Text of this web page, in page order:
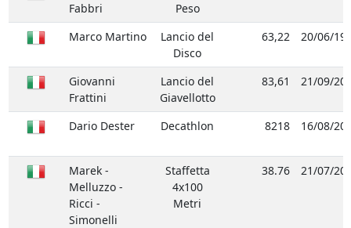
Fabbri
Peso
Marco Martino
Lancio del
Disco
63,22 20/06/
Giovanni
Frattini
Lancio del
Giavellotto
83,61 21/09/
Dario Dester Decathlon 8218 16/08/
Marek -
Melluzzo -
Ricci -
Simonelli
Staffetta
4x100
Metri
38.76 21/07/